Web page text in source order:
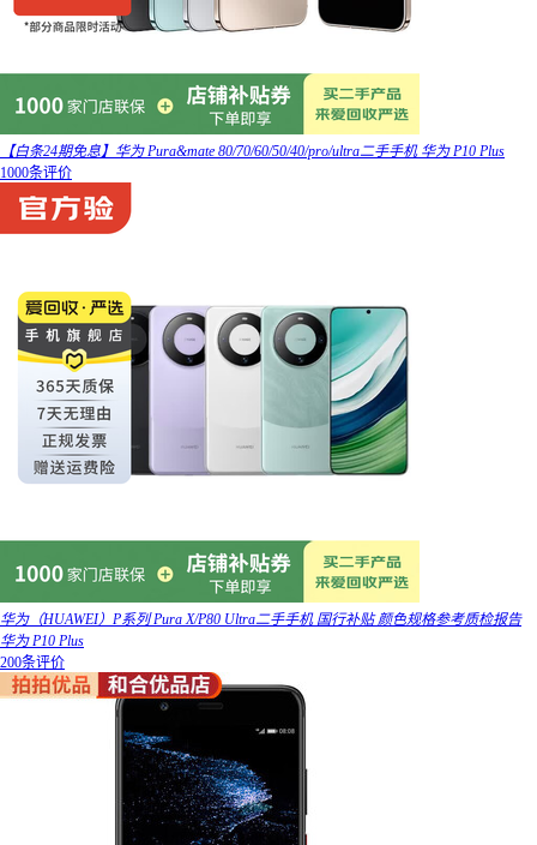
【白条24期免息】华为 Pura&mate 80/70/60/50/40/pro/ultra二手手机 华为 P10 Plus
1000条评价
华为（HUAWEI）P系列 Pura X/P80 Ultra二手手机 国行补贴 颜色规格参考质检报告
华为 P10 Plus
200条评价